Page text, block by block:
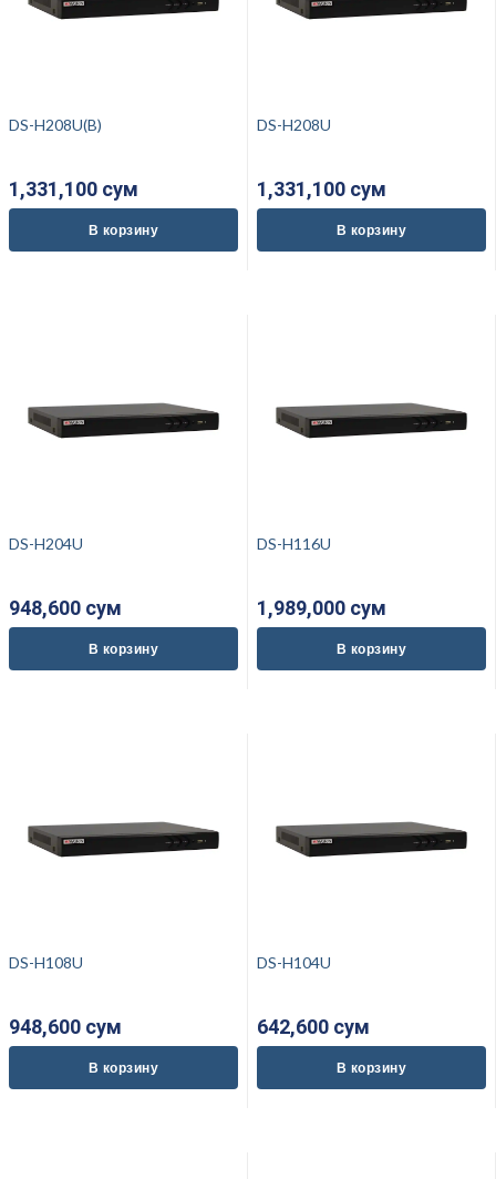
DS-H208U(B)
1,331,100 cум
В корзину
DS-H208U
1,331,100 cум
В корзину
DS-H204U
948,600 cум
В корзину
DS-H116U
1,989,000 cум
В корзину
DS-H108U
948,600 cум
В корзину
DS-H104U
642,600 cум
В корзину